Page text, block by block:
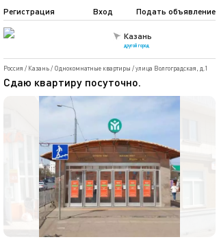
Казань
другой город
Подать объявление
Регистрация Вход
Россия / Казань/ Однокомнатные квартиры /улица Волгоградская, д.1
Сдаю квартиру посуточно.